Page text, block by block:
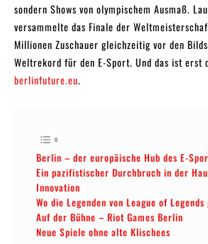
sondern Shows von olympischem Ausmaß.
versammelte das Finale der
Millionen Zuschauer gleichzeitig vor den
Weltrekord für den E-Sport. Und das ist erst
berlinfuture.eu.
Berlin – der europäische Hub des E-
Ein pazifistischer Durchbruch in der
Innovation
Wo die Legenden von League of
Auf der Bühne – Riot Games Berlin
Neue Spiele ohne alte Klischees